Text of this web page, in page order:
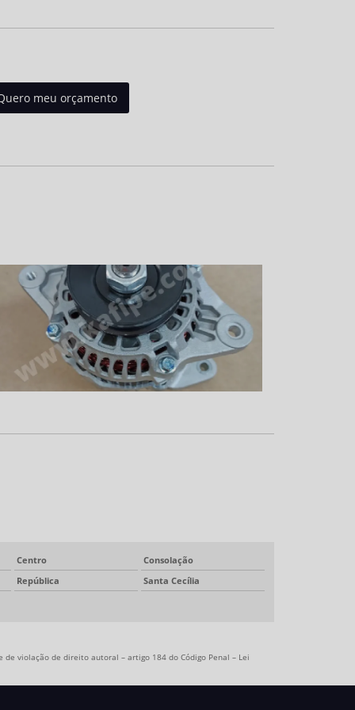
meu orçamento
Centro
Consolação
República
Santa Cecília
violação de direito autoral – artigo 184 do Código Penal – Lei